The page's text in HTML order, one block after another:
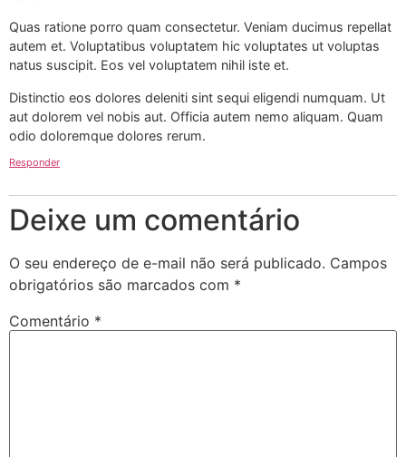
Quas ratione porro quam consectetur. Veniam ducimus repellat
autem et. Voluptatibus voluptatem hic voluptates ut voluptas
natus suscipit. Eos vel voluptatem nihil iste et.
Distinctio eos dolores deleniti sint sequi eligendi numquam. Ut
aut dolorem vel nobis aut. Officia autem nemo aliquam. Quam
odio doloremque dolores rerum.
Responder
Deixe um comentário
O seu endereço de e-mail não será publicado. Campos
obrigatórios são marcados com *
Comentário *